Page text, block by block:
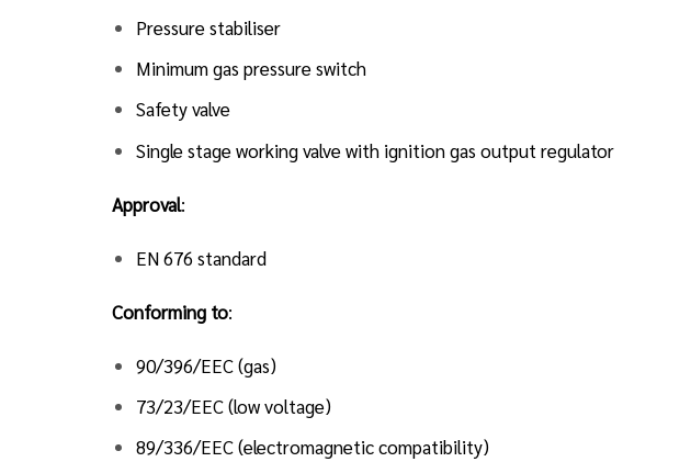
Pressure stabiliser
Minimum gas pressure switch
Safety valve
Single stage working valve with ignition gas output regulator
Approval:
EN 676 standard
Conforming to:
90/396/EEC (gas)
73/23/EEC (low voltage)
89/336/EEC (electromagnetic compatibility)